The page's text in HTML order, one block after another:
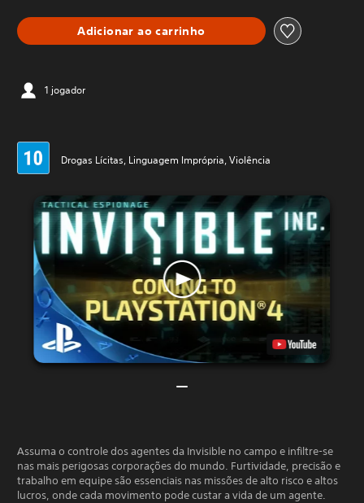
Adicionar ao carrinho
1 jogador
Drogas Lícitas, Linguagem Imprópria, Violência
Assuma o controle dos agentes da Invisible no campo e infiltre-se
nas mais perigosas corporações do mundo. Furtividade, precisão e
trabalho em equipe são essenciais nas missões de alto risco e altos
lucros, onde cada movimento pode custar a vida de um agente.